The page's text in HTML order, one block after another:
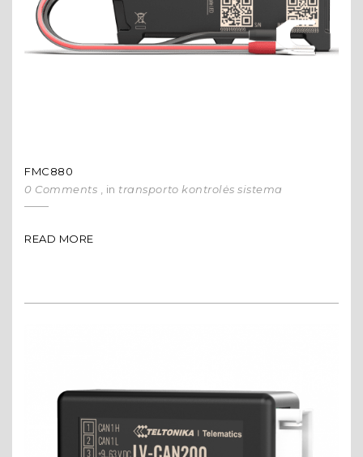
FMC880
0 Comments
, in transporto kontrolės sistema
READ MORE